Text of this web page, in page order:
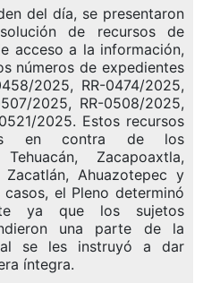
del día, se presentaron
de recursos de
acceso a la información,
números de expedientes
2025, RR-0474/2025,
2025, RR-0508/2025,
2025. Estos recursos
en contra de los
Zacapoaxtla,
Zacatlán, Ahuazotepec y
el Pleno determinó
ya que los sujetos
una parte de la
se les instruyó a dar
íntegra.